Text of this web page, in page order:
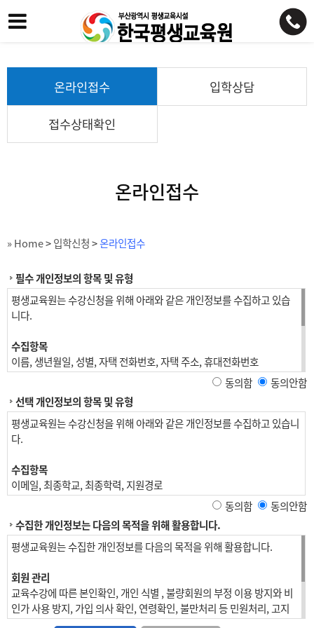
온라인접수 입학상담
접수상태확인
온라인접수
» Home>입학신청>온라인접수
필수 개인정보의 항목 및 유형
평생교육원는 수강신청을 위해 아래와 같은 개인정보를 수집하고 있습
니다.
수집항목
이름, 생년월일, 성별, 자택 전화번호, 자택 주소, 휴대전화번호
위 수집항목 포함, 사업장명, 사업장 대표자, 업태, 종목, 사업장 전화, 팩
스번호, 사업장 주소, 상시근로자 수, 수강료 환급 계좌정보
홈페이지(수강신청)
동의함
동의안함
선택 개인정보의 항목 및 유형
평생교육원는 수강신청을 위해 아래와 같은 개인정보를 수집하고 있습니
다.
수집항목
이메일, 최종학교, 최종학력, 지원경로
동의함
동의안함
수집한 개인정보는 다음의 목적을 위해 활용합니다.
평생교육원는 수집한 개인정보를 다음의 목적을 위해 활용합니다.
회원 관리
교육수강에 따른 본인확인, 개인 식별 , 불량회원의 부정 이용 방지와 비
인가 사용 방지, 가입 의사 확인, 연령확인, 불만처리 등 민원처리, 고지
사항 전달